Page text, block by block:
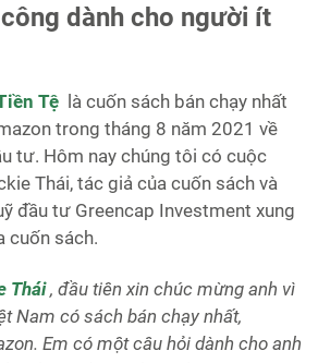
dành cho người ít
Tệ là cuốn sách bán chạy nhất
trong tháng 8 năm 2021 về
tư. Hôm nay chúng tôi có cuộc
Thái, tác giả của cuốn sách và
đầu tư Greencap Investment xung
cuốn sách.
Thái, đầu tiên xin chúc mừng anh vì
Nam có sách bán chạy nhất,
Em có một câu hỏi dành cho anh